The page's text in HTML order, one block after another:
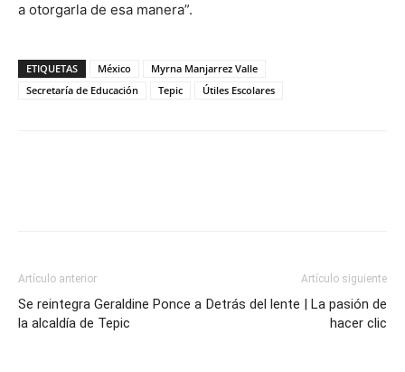
a otorgarla de esa manera”.
ETIQUETAS México
Myrna Manjarrez Valle
Secretaría de Educación
Tepic Útiles Escolares
Artículo anterior
Se reintegra Geraldine Ponce a
la alcaldía de Tepic
Artículo siguiente
Detrás del lente | La pasión de
hacer clic